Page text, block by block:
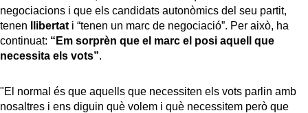
negociacions i que els candidats autonòmics del seu partit,
tenen
llibertat i “tenen un marc de negociació”. Per això, ha
continuat: “Em sorprèn que el marc el posi aquell que
necessita els vots”.
"El normal és que aquells que necessiten els vots parlin amb
nosaltres i ens diguin què volem i què necessitem però que